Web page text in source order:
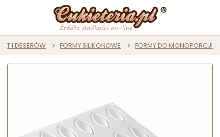
I DESERÓW FORMY SILIKONOWE FORMY DO MONOPORCJI